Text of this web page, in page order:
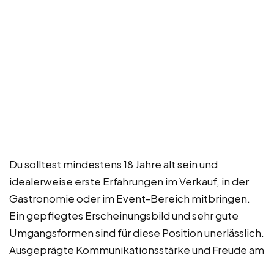
Du solltest mindestens 18 Jahre alt sein und
idealerweise erste Erfahrungen im Verkauf, in der
Gastronomie oder im Event-Bereich mitbringen.
Ein gepflegtes Erscheinungsbild und sehr gute
Umgangsformen sind für diese Position unerlässlich.
Ausgeprägte Kommunikationsstärke und Freude am